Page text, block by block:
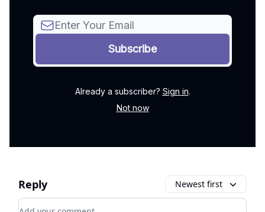
Already a subscriber? Sign in.
Not now
Reply Newest first
Add your comment